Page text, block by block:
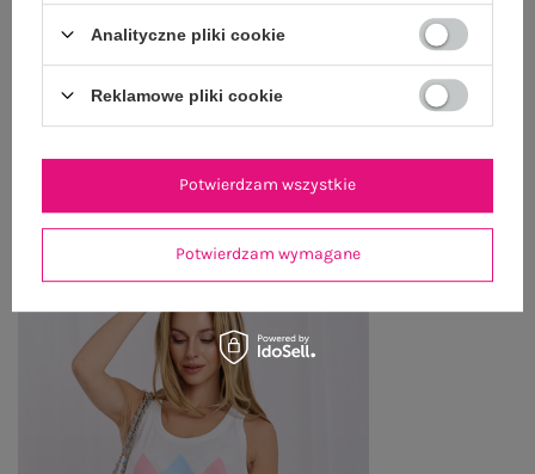
OSTATNIO OGLĄDANE
Analityczne pliki cookie
Reklamowe pliki cookie
Potwierdzam wymagane
Potwierdzam wszystkie